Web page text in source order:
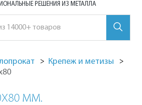
РЕШЕНИЯ ИЗ МЕТАЛЛА
Крепеж и метизы
ММ.